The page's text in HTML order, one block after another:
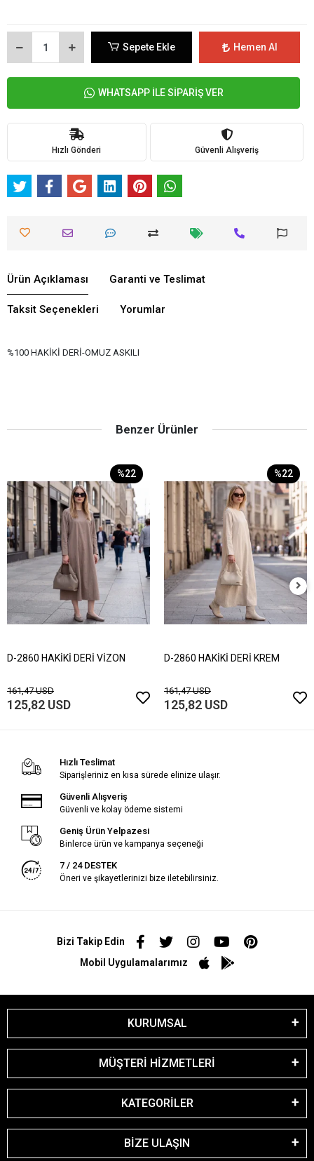
Sepete Ekle Hemen Al
WHATSAPP İLE SİPARİŞ VER
Hızlı Gönderi Güvenli Alışveriş
Ürün Açıklaması Garanti ve Teslimat
Taksit Seçenekleri Yorumlar
%100 HAKİKİ DERİ-OMUZ ASKILI
Benzer Ürünler
%22
D-2860 HAKİKİ DERİ VİZON
161,47 USD
125,82 USD
%22
D-2860 HAKİKİ DERİ KREM
161,47 USD
125,82 USD
Hızlı Teslimat
Siparişleriniz en kısa sürede elinize ulaşır.
Güvenli Alışveriş
Güvenli ve kolay ödeme sistemi
Geniş Ürün Yelpazesi
Binlerce ürün ve kampanya seçeneği
7 / 24 DESTEK
Öneri ve şikayetlerinizi bize iletebilirsiniz.
Bizi Takip Edin
Mobil Uygulamalarımız
KURUMSAL
MÜŞTERİ HİZMETLERİ
KATEGORİLER
BİZE ULAŞIN